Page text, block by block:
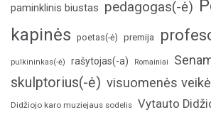
paminklinis biustas pedagogas(-ė)
kapinės poetas(-ė) premija
pulkininkas(-ė) rašytojas(-a) Romainiai
skulptorius(-ė) visuomenės
Didžiojo karo muziejaus sodelis Vytauto